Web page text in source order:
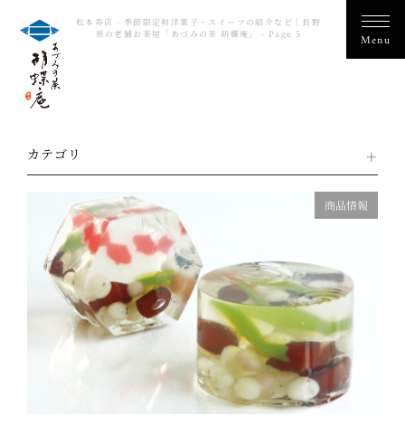
松本寿店 - 季節限定和洋菓子・スイーツの紹介など｜長野
県の老舗お茶屋「あづみの茶 胡蝶庵」 - Page 5
カテゴリ
商品情報